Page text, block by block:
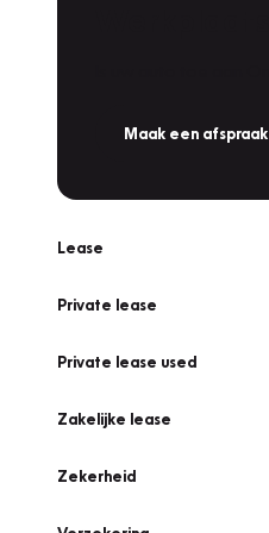
Maak een afspraak
Lease
Private lease
Private lease used
Zakelijke lease
Zekerheid